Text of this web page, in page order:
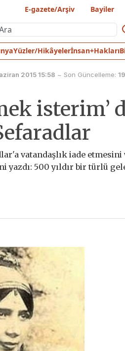
E-gazete/Arşiv Bayiler
Yüzler/Hikâyelerİnsan+Hakları
2015 15:58 ~ Son Güncelleme:
isterim’
vatandaşlık iade etmesini
yazdı: 500 yıldır bir türlü